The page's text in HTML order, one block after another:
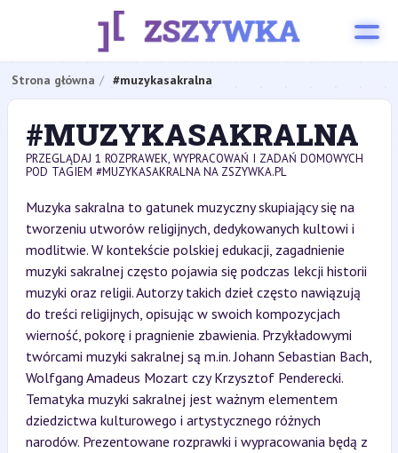
Strona główna #muzykasakralna
#MUZYKASAKRALNA
PRZEGLĄDAJ 1 ROZPRAWEK, WYPRACOWAŃ I ZADAŃ DOMOWYCH
POD TAGIEM #MUZYKASAKRALNA NA ZSZYWKA.PL
Muzyka sakralna to gatunek muzyczny skupiający się na
tworzeniu utworów religijnych, dedykowanych kultowi i
modlitwie. W kontekście polskiej edukacji, zagadnienie
muzyki sakralnej często pojawia się podczas lekcji historii
muzyki oraz religii. Autorzy takich dzieł często nawiązują
do treści religijnych, opisując w swoich kompozycjach
wierność, pokorę i pragnienie zbawienia. Przykładowymi
twórcami muzyki sakralnej są m.in. Johann Sebastian Bach,
Wolfgang Amadeus Mozart czy Krzysztof Penderecki.
Tematyka muzyki sakralnej jest ważnym elementem
dziedzictwa kulturowego i artystycznego różnych
narodów. Prezentowane rozprawki i wypracowania będą z